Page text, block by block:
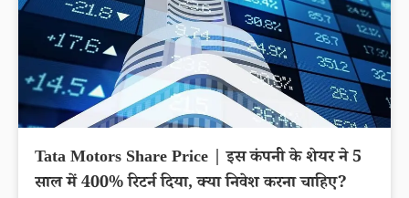
Tata Motors Share Price | इस कंपनी के शेयर ने 5
साल में 400% रिटर्न दिया, क्या निवेश करना चाहिए?